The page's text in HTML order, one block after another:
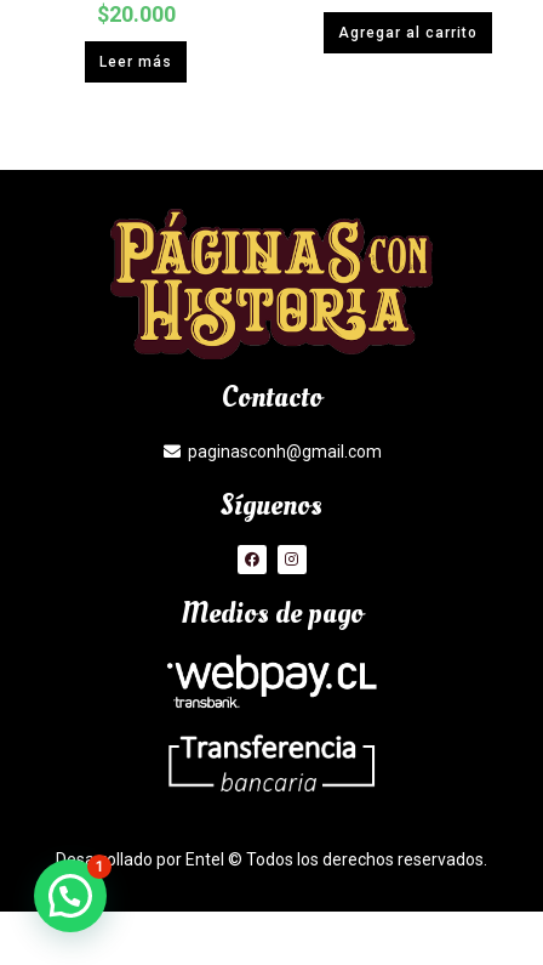
$20.000
Leer más
Agregar al carrito
Contacto
paginasconh@gmail.com
Síguenos
Medios de pago
Desarrollado por Entel © Todos los derechos reservados.
1